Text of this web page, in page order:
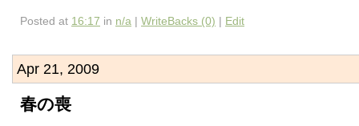
Posted at 16:17 in n/a | WriteBacks (0) | Edit
Apr 21, 2009
春の喪